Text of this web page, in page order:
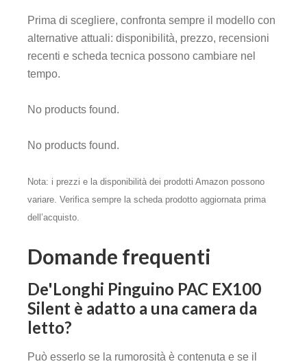
Prima di scegliere, confronta sempre il modello con
alternative attuali: disponibilità, prezzo, recensioni
recenti e scheda tecnica possono cambiare nel
tempo.
No products found.
No products found.
Nota: i prezzi e la disponibilità dei prodotti Amazon possono
variare. Verifica sempre la scheda prodotto aggiornata prima
dell’acquisto.
Domande frequenti
De'Longhi Pinguino PAC EX100
Silent è adatto a una camera da
letto?
Può esserlo se la rumorosità è contenuta e se il